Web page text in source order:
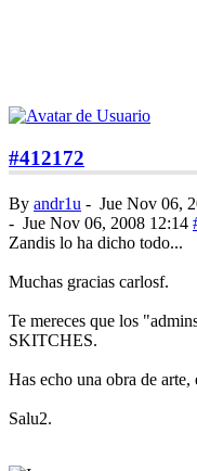
#412172
By andr1u - Jue Nov 06,
- Jue Nov 06, 2008 12:14
Zandis lo ha dicho todo...
Muchas gracias carlosf.
Te mereces que los
SKITCHES.
Has echo una obra de arte,
Salu2.